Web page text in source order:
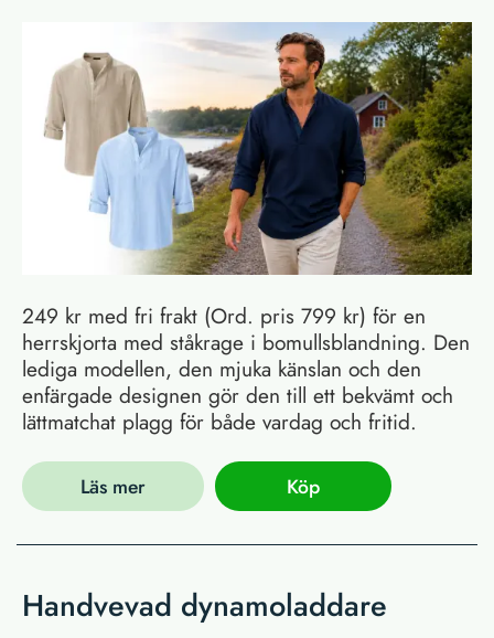
249 kr med fri frakt (Ord. pris 799 kr) för en
herrskjorta med ståkrage i bomullsblandning. Den
lediga modellen, den mjuka känslan och den
enfärgade designen gör den till ett bekvämt och
lättmatchat plagg för både vardag och fritid.
Läs mer Köp
Handvevad dynamoladdare